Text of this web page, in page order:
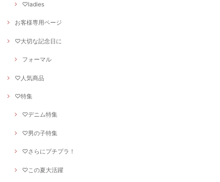
♡ladies
お客様専用ページ
♡大切な記念日に
フォーマル
♡人気商品
♡特集
♡デニム特集
♡男の子特集
♡さらにプチプラ！
♡この夏大活躍